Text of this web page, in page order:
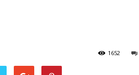
1652